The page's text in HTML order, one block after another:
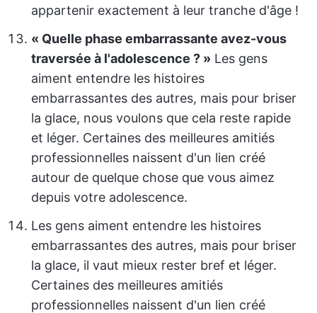
appartenir exactement à leur tranche d'âge !
« Quelle phase embarrassante avez-vous
traversée à l'adolescence ? » Les gens
aiment entendre les histoires
embarrassantes des autres, mais pour briser
la glace, nous voulons que cela reste rapide
et léger. Certaines des meilleures amitiés
professionnelles naissent d'un lien créé
autour de quelque chose que vous aimez
depuis votre adolescence.
Les gens aiment entendre les histoires
embarrassantes des autres, mais pour briser
la glace, il vaut mieux rester bref et léger.
Certaines des meilleures amitiés
professionnelles naissent d'un lien créé